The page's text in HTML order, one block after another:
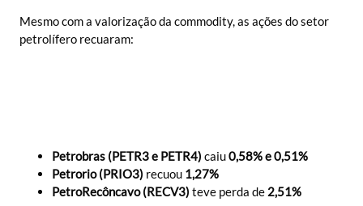
Mesmo com a valorização da commodity, as ações do setor
petrolífero recuaram:
Petrobras (PETR3 e PETR4) caiu0,58% e 0,51%
Petrorio (PRIO3) recuou 1,27%
PetroRecôncavo (RECV3) teve perda de 2,51%